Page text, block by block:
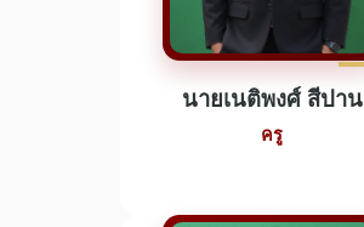
นายเนติพงศ์ สีปาน
ครู